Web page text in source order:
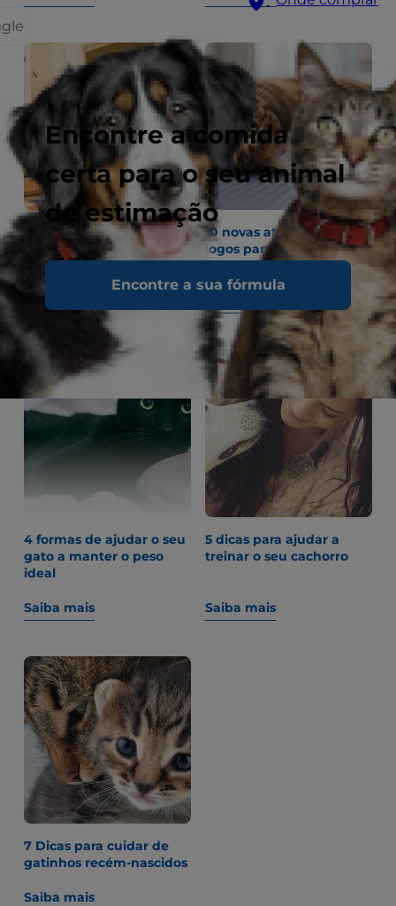
Encontre a comida
certa para o seu animal
de estimação
Encontre a sua fórmula
10 ideias de exercícios
para cães para paticar no
interior
10 novas atividades e
jogos para se divertir com
4 formas de ajudar o seu
gato a manter o peso
ideal
Saiba mais
5 dicas para ajudar a
treinar o seu cachorro
Saiba mais
7 Dicas para cuidar de
gatinhos recém-nascidos
Saiba mais